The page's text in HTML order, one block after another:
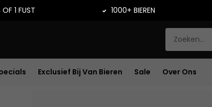
1 FUST 1000+ BIEREN
Exclusief Bij Van Bieren Sale Over Ons